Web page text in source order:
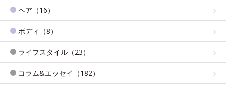
ヘア（16）
ボディ（8）
ライフスタイル（23）
コラム&エッセイ（182）